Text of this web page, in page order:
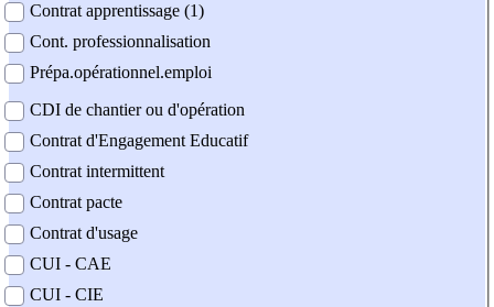
Contrat apprentissage (1)
Cont. professionnalisation
Prépa.opérationnel.emploi
CDI de chantier ou d'opération
Contrat d'Engagement Educatif
Contrat intermittent
Contrat pacte
Contrat d'usage
CUI - CAE
CUI - CIE